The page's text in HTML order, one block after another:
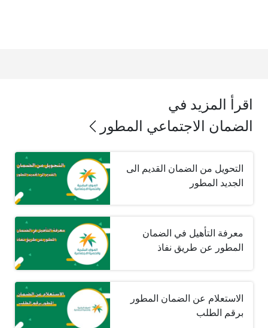
اقرأ المزيد في
الضمان الاجتماعي المطور
التحويل من الضمان القديم الى
الجديد المطور
معرفة التأهيل في الضمان
المطور عن طريق نفاذ
الاستعلام عن الضمان المطور
برقم الطلب